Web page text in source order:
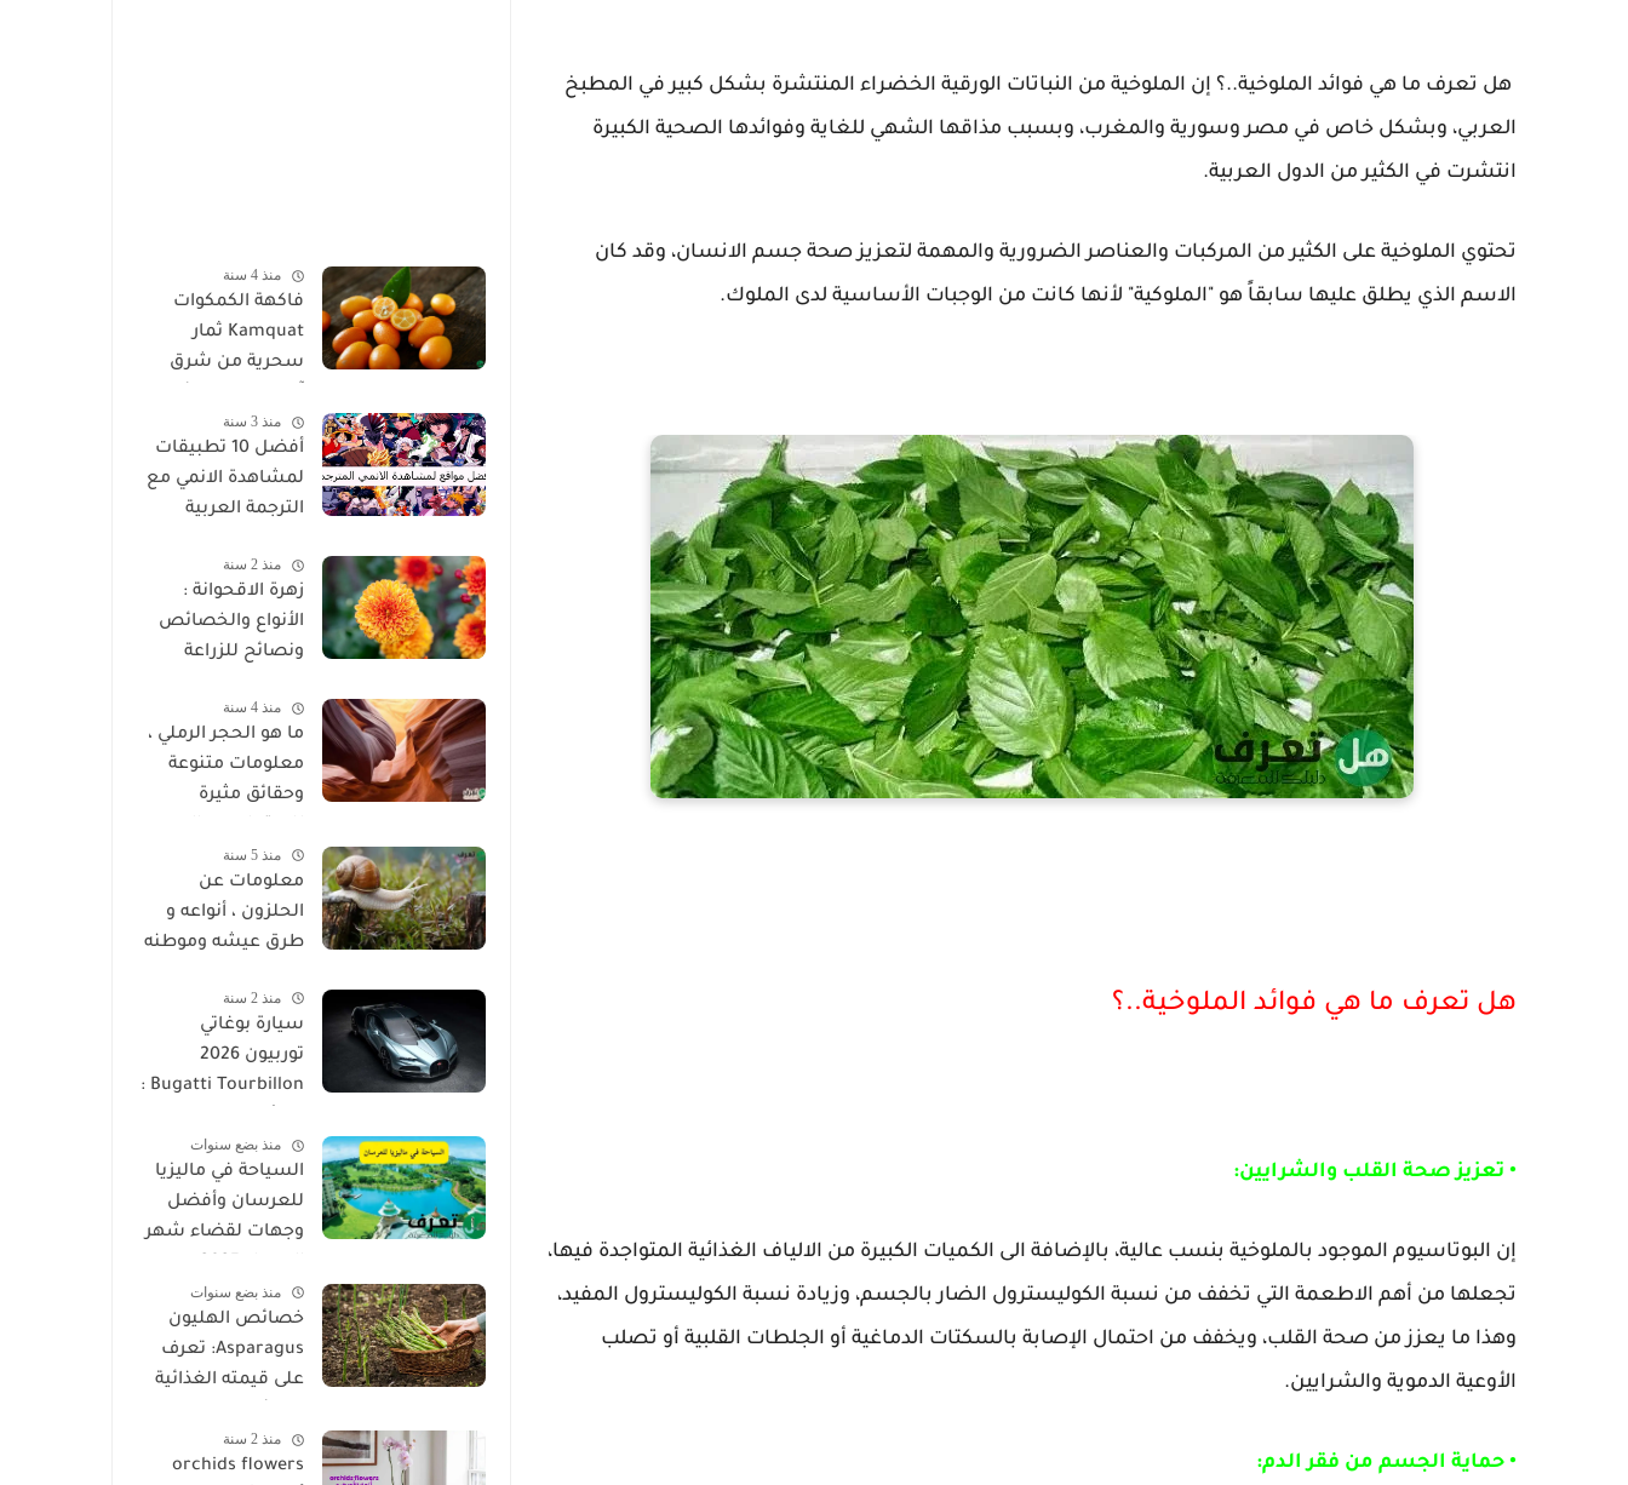
هل تعرف ما هي فوائد الملوخية..؟ إن الملوخية من النباتات الورقية الخضراء المنتشرة بشكل كبير في المطبخ
العربي، وبشكل خاص في مصر وسورية والمغرب، وبسبب مذاقها الشهي للغاية وفوائدها الصحية الكبيرة
انتشرت في الكثير من الدول العربية.
تحتوي الملوخية على الكثير من المركبات والعناصر الضرورية والمهمة لتعزيز صحة جسم الانسان، وقد كان
الاسم الذي يطلق عليها سابقاً هو "الملوكية" لأنها كانت من الوجبات الأساسية لدى الملوك.
هل تعرف ما هي فوائد الملوخية..؟
• تعزيز صحة القلب والشرايين:
إن البوتاسيوم الموجود بالملوخية بنسب عالية، بالإضافة الى الكميات الكبيرة من الالياف الغذائية المتواجدة فيها،
تجعلها من أهم الاطعمة التي تخفف من نسبة الكوليسترول الضار بالجسم، وزيادة نسبة الكوليسترول المفيد،
وهذا ما يعزز من صحة القلب، ويخفف من احتمال الإصابة بالسكتات الدماغية أو الجلطات القلبية أو تصلب
الأوعية الدموية والشرايين.
• حماية الجسم من فقر الدم:
منذ 4 سنة
فاكهة الكمكوات
Kamquat ثمار
سحرية من شرق
غير عادية
منذ 3 سنة
أفضل 10 تطبيقات
لمشاهدة الانمي مع
الترجمة العربية
منذ 2 سنة
زهرة الاقحوانة :
الأنواع والخصائص
ونصائح للزراعة
منذ 4 سنة
ما هو الحجر الرملي ،
معلومات متنوعة
وحقائق مثيرة
الرملي
منذ 5 سنة
معلومات عن
الحلزون ، أنواعه و
طرق عيشه وموطنه
منذ 2 سنة
سيارة بوغاتي
توربيون 2026
Bugatti Tourbillon :
بقوة 1800 حصانمنذ بضع سنوات
السياحة في ماليزيا
للعرسان وأفضل
وجهات لقضاء شهر
منذ بضع سنوات
خصائص الهليون
Asparagus: تعرف
على قيمته الغذائية
منذ 2 سنة
orchids flowers